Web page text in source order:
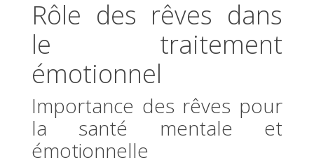
Rôle des rêves dans
le traitement
émotionnel
Importance des rêves pour
la santé mentale et
émotionnelle